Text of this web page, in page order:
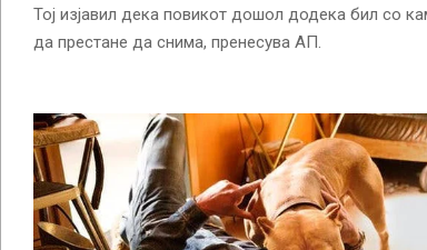
Тој изјавил дека повикот дошол додека бил со
да престане да снима, пренесува АП.